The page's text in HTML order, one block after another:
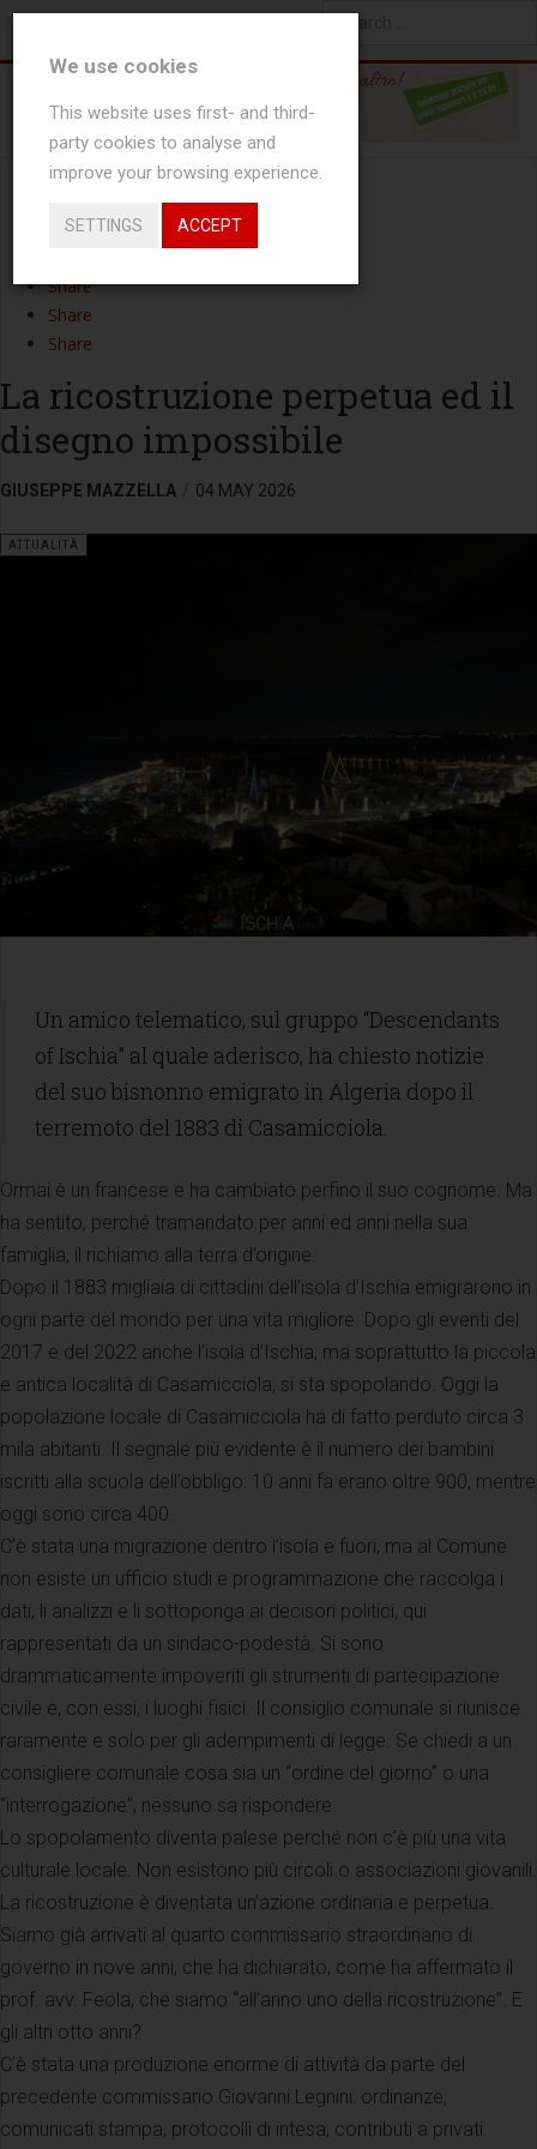
Type 2 or more characters
for results.
Tweet
Share
Share
Share
La ricostruzione perpetua ed il
disegno impossibile
GIUSEPPE MAZZELLA 04 MAY 2026
ATTUALITÀ
Un amico telematico, sul gruppo “Descendants
of Ischia” al quale aderisco, ha chiesto notizie
del suo bisnonno emigrato in Algeria dopo il
terremoto del 1883 di Casamicciola.
Ormai è un francese e ha cambiato perfino il suo cognome. Ma
ha sentito, perché tramandato per anni ed anni nella sua
famiglia, il richiamo alla terra d’origine.
Dopo il 1883 migliaia di cittadini dell’isola d’Ischia emigrarono in
ogni parte del mondo per una vita migliore. Dopo gli eventi del
2017 e del 2022 anche l’isola d’Ischia, ma soprattutto la piccola
e antica località di Casamicciola, si sta spopolando. Oggi la
popolazione locale di Casamicciola ha di fatto perduto circa 3
mila abitanti. Il segnale più evidente è il numero dei bambini
iscritti alla scuola dell’obbligo: 10 anni fa erano oltre 900, mentre
oggi sono circa 400.
C’è stata una migrazione dentro l’isola e fuori, ma al Comune
non esiste un ufficio studi e programmazione che raccolga i
dati, li analizzi e li sottoponga ai decisori politici, qui
rappresentati da un sindaco-podestà. Si sono
drammaticamente impoveriti gli strumenti di partecipazione
civile e, con essi, i luoghi fisici. Il consiglio comunale si riunisce
raramente e solo per gli adempimenti di legge. Se chiedi a un
consigliere comunale cosa sia un “ordine del giorno” o una
“interrogazione”, nessuno sa rispondere.
Lo spopolamento diventa palese perché non c’è più una vita
culturale locale. Non esistono più circoli o associazioni giovanili.
La ricostruzione è diventata un’azione ordinaria e perpetua.
Siamo già arrivati al quarto commissario straordinario di
governo in nove anni, che ha dichiarato, come ha affermato il
prof. avv. Feola, che siamo “all’anno uno della ricostruzione”. E
gli altri otto anni?
C’è stata una produzione enorme di attività da parte del
precedente commissario Giovanni Legnini: ordinanze,
comunicati stampa, protocolli di intesa, contributi a privati.
We use cookies
This website uses first- and third-
party cookies to analyse and
improve your browsing experience.
SETTINGS ACCEPT